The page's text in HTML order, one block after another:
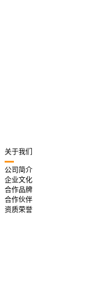
关于我们
公司简介
企业文化
合作品牌
合作伙伴
资质荣誉